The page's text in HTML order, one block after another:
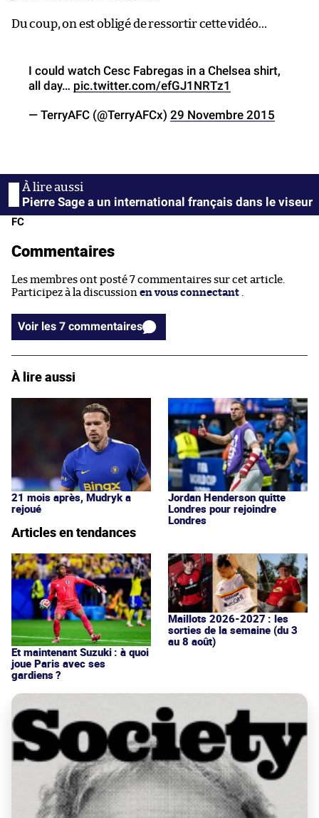
Du coup, on est obligé de ressortir cette vidéo…
I could watch Cesc Fabregas in a Chelsea shirt,
all day… pic.twitter.com/efGJ1NRTz1
— TerryAFC (@TerryAFCx) 29 Novembre 2015
Pierre Sage a un international français dans le viseur
FC
Commentaires
Les membres ont posté 7 commentaires sur cet article.
Participez à la discussion en vous connectant
Voir les 7 commentaires
À lire aussi
21 mois après, Mudryk a
rejoué
Jordan Henderson quitte
Londres pour rejoindre
Londres
Articles en tendances
Et maintenant Suzuki : à quoi
joue Paris avec ses
gardiens ?
Maillots 2026-2027 : les
sorties de la semaine (du 3
au 8 août)